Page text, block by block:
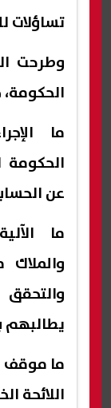
تساؤلات
وطرحت
ما
الحكومة
عن
ما
يطالبهم
ما موقف
اللائحة